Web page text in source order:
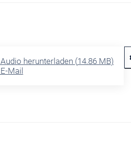
Audio herunterladen (14.86 MB)
E-Mail